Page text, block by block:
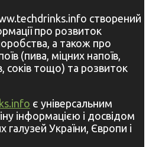
створений
про розвиток
а також про
(пива, міцних напоїв,
соків тощо) та розвиток
є універсальним
інформацією і досвідом
галузей України, Європи і